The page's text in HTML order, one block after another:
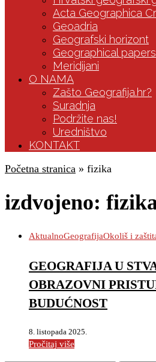
Acta Geographica
Geoadria
Geografski horizont
Geographical papers
Meridijani
O NAMA
Zašto Geografija.hr?
Suradnja
Podržite nas!
Uredništvo
KONTAKT
Početna stranica » fizika
izdvojeno:
AktualnoGeografijaOkoliš i
GEOGRAFIJA U
OBRAZOVNI
BUDUĆNOST
8. listopada 2025.
Pročitaj više